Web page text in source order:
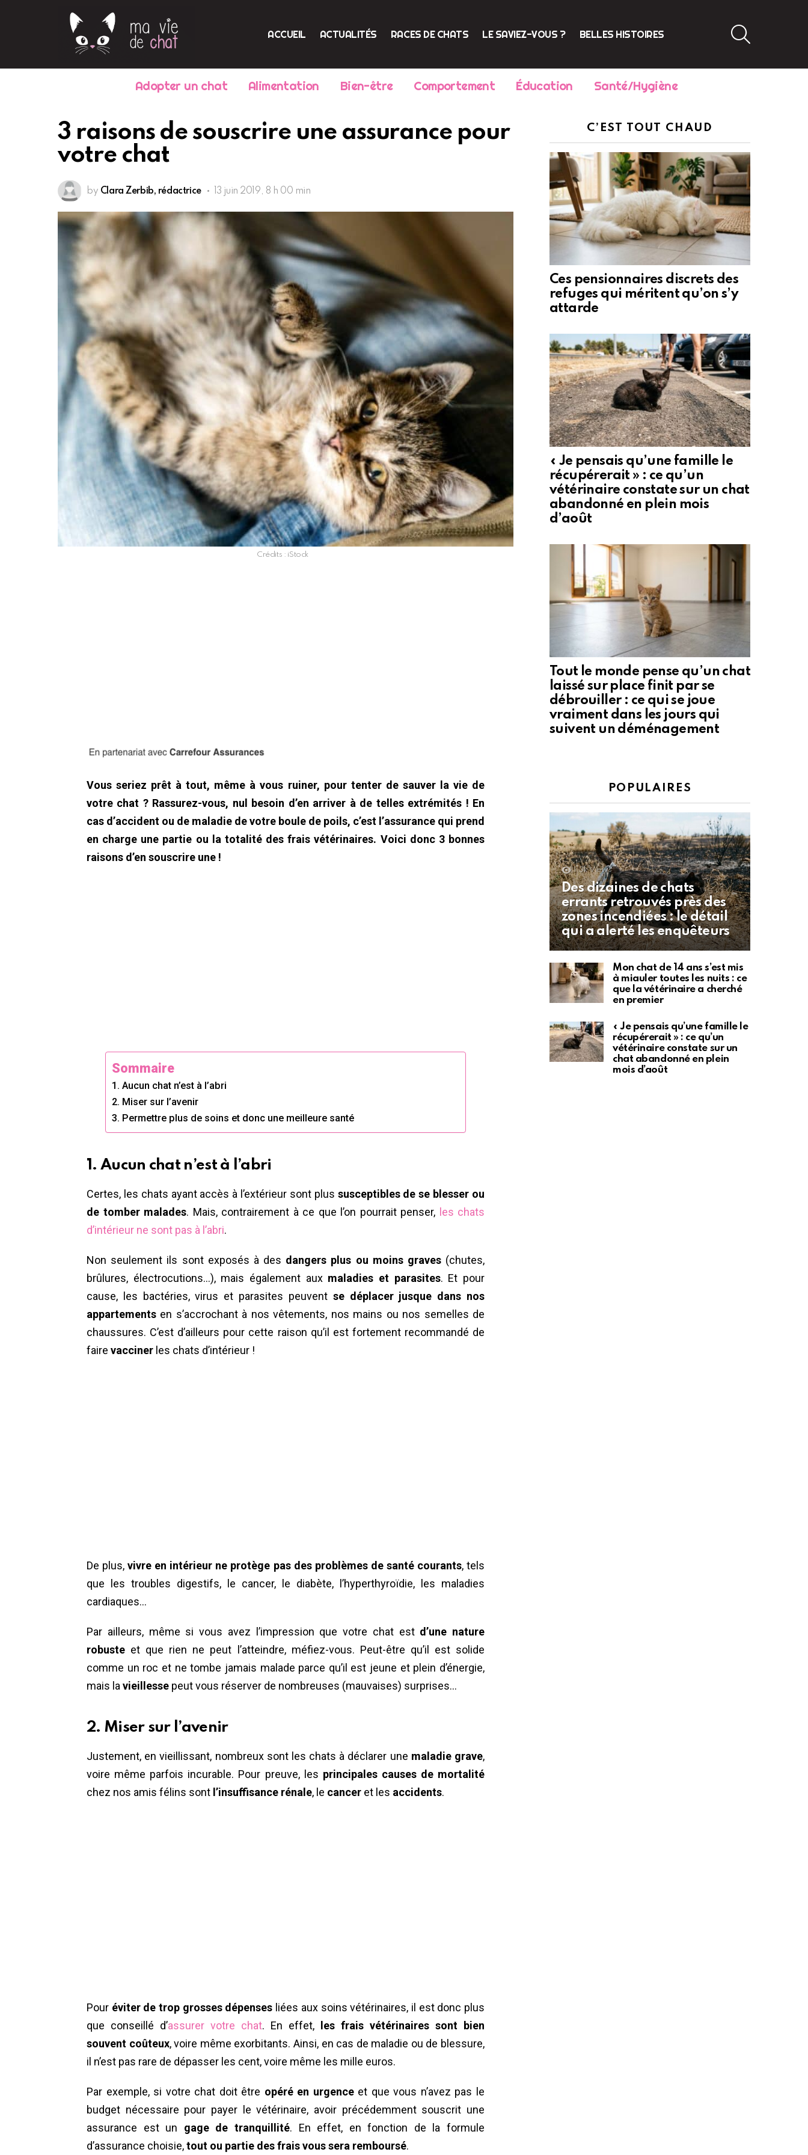
ACCUEIL ACTUALITÉS RACES DE CHATS LE SAVIEZ-VOUS ? BELLES HISTOIRES
Adopter un chat Alimentation Bien-être Comportement Éducation Santé/Hygiène
3 raisons de souscrire une assurance pour
votre chat
by Clara Zerbib, rédactrice 13 juin 2019, 8 h 00 min
Crédits : iStock
Vous seriez prêt à tout, même à vous ruiner, pour tenter de sauver la vie de
votre chat ? Rassurez-vous, nul besoin d’en arriver à de telles extrémités ! En
cas d’accident ou de maladie de votre boule de poils, c’est l’assurance qui prend
en charge une partie ou la totalité des frais vétérinaires. Voici donc 3 bonnes
raisons d’en souscrire une !
Sommaire
1. Aucun chat n’est à l’abri
2. Miser sur l’avenir
3. Permettre plus de soins et donc une meilleure santé
1. Aucun chat n’est à l’abri
Certes, les chats ayant accès à l’extérieur sont plus susceptibles de se blesser ou
de tomber malades. Mais, contrairement à ce que l’on pourrait penser, les chats
d’intérieur ne sont pas à l’abri.
Non seulement ils sont exposés à des dangers plus ou moins graves(chutes,
brûlures, électrocutions…), mais également auxmaladies et parasites. Et pour
cause, les bactéries, virus et parasites peuvent se déplacer jusque dans nos
appartements en s’accrochant à nos vêtements, nos mains ou nos semelles de
chaussures. C’est d’ailleurs pour cette raison qu’il est fortement recommandé de
faire vacciner les chats d’intérieur !
De plus,vivre en intérieur ne protège pas des problèmes de santé courants, tels
que les troubles digestifs, le cancer, le diabète, l’hyperthyroïdie, les maladies
cardiaques…
Par ailleurs, même si vous avez l’impression que votre chat est d’une nature
robuste et que rien ne peut l’atteindre, méfiez-vous. Peut-être qu’il est solide
comme un roc et ne tombe jamais malade parce qu’il est jeune et plein d’énergie,
mais la vieillesse peut vous réserver de nombreuses (mauvaises) surprises…
2. Miser sur l’avenir
Justement, en vieillissant, nombreux sont les chats à déclarer une maladie grave,
voire même parfois incurable. Pour preuve, les principales causes de mortalité
chez nos amis félins sont l’insuffisance rénale, le cancer et les accidents.
Pour éviter de trop grosses dépenses liées aux soins vétérinaires, il est donc plus
que conseillé d’assurer votre chat. En effet, les frais vétérinaires sont bien
souvent coûteux, voire même exorbitants. Ainsi, en cas de maladie ou de blessure,
il n’est pas rare de dépasser les cent, voire même les mille euros.
Par exemple, si votre chat doit être opéré en urgenceet que vous n’avez pas le
budget nécessaire pour payer le vétérinaire, avoir précédemment souscrit une
assurance est un gage de tranquillité. En effet, en fonction de la formule
d’assurance choisie,tout ou partie des frais vous sera remboursé.
C’EST TOUT CHAUD
Ces pensionnaires discrets des
refuges qui méritent qu’on s’y
attarde
« Je pensais qu’une famille le
récupérerait » : ce qu’un
vétérinaire constate sur un chat
abandonné en plein mois
d’août
Tout le monde pense qu’un chat
laissé sur place finit par se
débrouiller : ce qui se joue
vraiment dans les jours qui
suivent un déménagement
POPULAIRES
1.3k Views
Des dizaines de chats
errants retrouvés près des
zones incendiées : le détail
qui a alerté les enquêteurs
Mon chat de 14 ans s’est mis
à miauler toutes les nuits : ce
que la vétérinaire a cherché
en premier
« Je pensais qu’une famille le
récupérerait » : ce qu’un
vétérinaire constate sur un
chat abandonné en plein
mois d’août